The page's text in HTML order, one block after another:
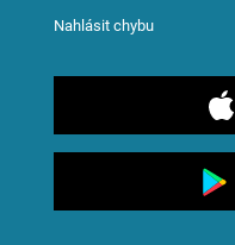
Nahlásit chybu